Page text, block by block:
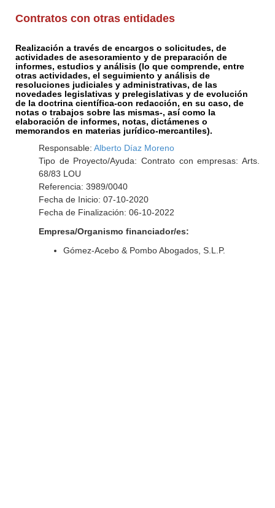
Contratos con otras entidades
Realización a través de encargos o solicitudes, de
actividades de asesoramiento y de preparación de
informes, estudios y análisis (lo que comprende, entre
otras actividades, el seguimiento y análisis de
resoluciones judiciales y administrativas, de las
novedades legislativas y prelegislativas y de evolución
de la doctrina científica-con redacción, en su caso, de
notas o trabajos sobre las mismas-, así como la
elaboración de informes, notas, dictámenes o
memorandos en materias jurídico-mercantiles).
Responsable: Alberto Díaz Moreno
Tipo de Proyecto/Ayuda: Contrato con empresas: Arts.
68/83 LOU
Referencia: 3989/0040
Fecha de Inicio: 07-10-2020
Fecha de Finalización: 06-10-2022
Empresa/Organismo financiador/es:
Gómez-Acebo & Pombo Abogados, S.L.P.